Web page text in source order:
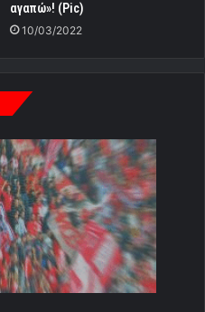
αγαπώ»! (Pic)
10/03/2022